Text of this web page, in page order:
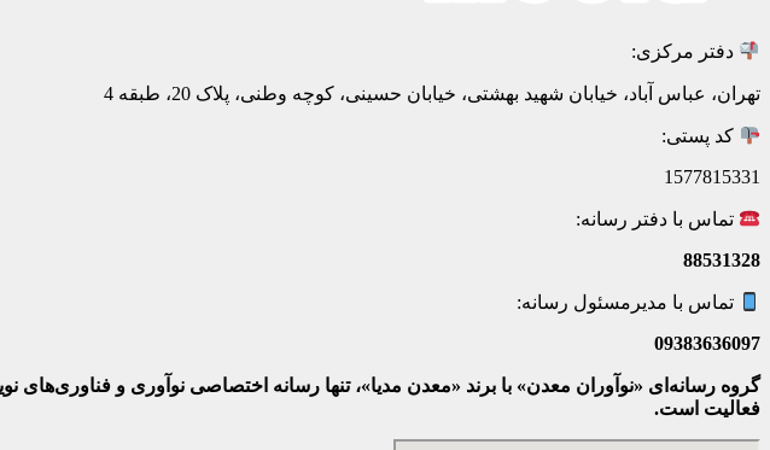
دفتر مرکزی:
تهران، عباس آباد، خیابان شهید بهشتی، خیابان حسینی، کوچه وطنی، پلاک 20، طبقه 4
کد پستی:
1577815331
تماس با دفتر رسانه:
88531328
تماس با مدیرمسئول رسانه:
09383636097
گروه رسانه‌ای «نوآوران معدن» با برند «معدن مدیا»، تنها رسانه اختصاصی نوآوری و
فعالیت است.